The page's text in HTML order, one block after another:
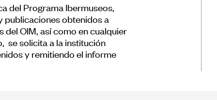
del Programa Ibermuseos,
publicaciones obtenidos a
OIM, así como en cualquier
se solicita a la institución
y remitiendo el informe